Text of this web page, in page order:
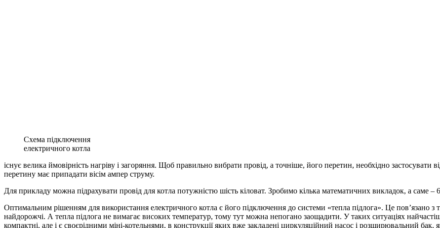
Схема підключення
електричного котла
існує велика ймовірність нагріву і загоряння. Щоб правильно вибрати провід, а точніше, його перетин, необхідно
перетину має припадати вісім ампер струму.
Для прикладу можна підрахувати провід для котла потужністю шість кіловат. Зробимо кілька математичних викладок, а саме
Оптимальним рішенням для використання електричного котла є його підключення до системи «тепла підлога». Це пов’язано з
найдорожчі. А тепла підлога не вимагає високих температур, тому тут можна непогано заощадити. У таких ситуаціях
компактні, але і є своєрідними міні-котельнями, в конструкції яких вже закладені циркуляційний насос і розширювальний бак,